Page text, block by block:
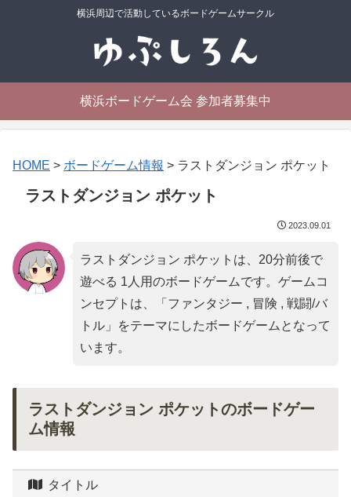
横浜周辺で活動しているボードゲームサークル
横浜ボードゲーム会 参加者募集中
HOME > ボードゲーム情報 > ラストダンジョン ポケット
ラストダンジョン ポケット
2023.09.01
ラストダンジョン ポケットは、20分前後で
遊べる 1人用のボードゲームです。ゲームコ
ンセプトは、「 ファンタジー , 冒険 , 戦闘/バ
トル」をテーマにしたボードゲームとなって
います。
ラストダンジョン ポケットのボードゲー
ム情報
タイトル